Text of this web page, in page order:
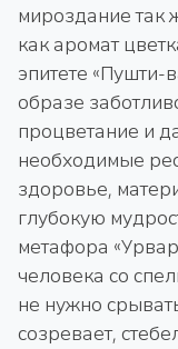
мироздание так
как аромат
эпитете «Пушти-
образе
процветание и
необходимые
здоровье,
глубокую
метафора
человека со
не нужно
созревает,